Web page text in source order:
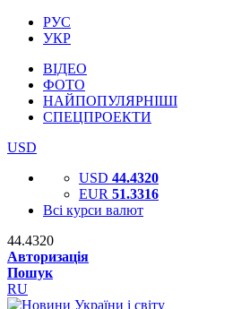
РУС
УКР
ВІДЕО
ФОТО
НАЙПОПУЛЯРНІШІ
СПЕЦПРОЕКТИ
USD
USD 44.4320
EUR 51.3316
Всі курси валют
44.4320
Авторизація
Пошук
RU